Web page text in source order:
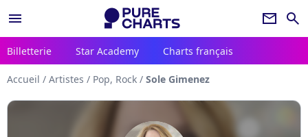
menu newsletter search
Billetterie Star Academy Charts français
Accueil / Artistes / Pop, Rock / Sole Gimenez